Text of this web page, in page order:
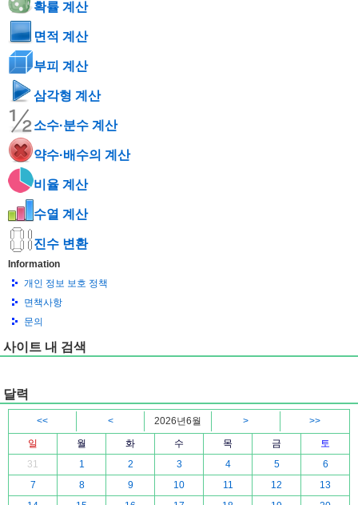
확률 계산
면적 계산
부피 계산
삼각형 계산
소수·분수 계산
약수·배수의 계산
비율 계산
수열 계산
진수 변환
Information
개인 정보 보호 정책
면책사항
문의
사이트 내 검색
달력
<< < 2026년6월 >
>>
일
월 화 수 목 금
토
31
1 2 3 4 5
6
7
8 9 10 11 12
13